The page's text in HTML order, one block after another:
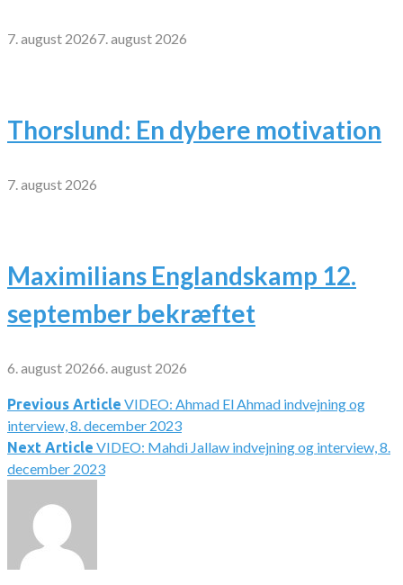
7. august 20267. august 2026
Thorslund: En dybere motivation
7. august 2026
Maximilians Englandskamp 12.
september bekræftet
6. august 20266. august 2026
Indlægsnavigation
Previous Article VIDEO: Ahmad El Ahmad indvejning og
interview, 8. december 2023
Next Article VIDEO: Mahdi Jallaw indvejning og interview, 8.
december 2023